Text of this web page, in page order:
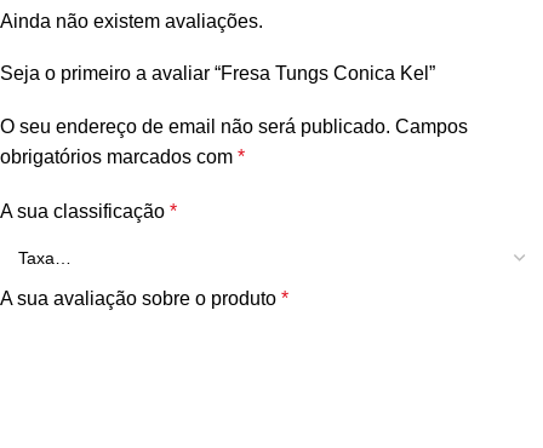
Ainda não existem avaliações.
Seja o primeiro a avaliar “Fresa Tungs Conica Kel”
O seu endereço de email não será publicado. Campos
obrigatórios marcados com *
A sua classificação *
A sua avaliação sobre o produto *